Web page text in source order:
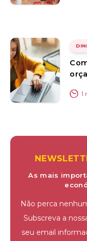
1
As mais
Não perca
Subscreva a
seu email